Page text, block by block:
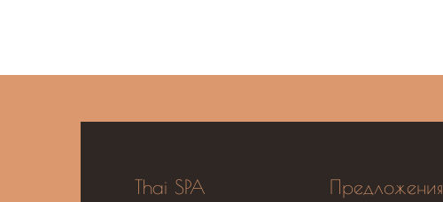
Thai SPA Предложения